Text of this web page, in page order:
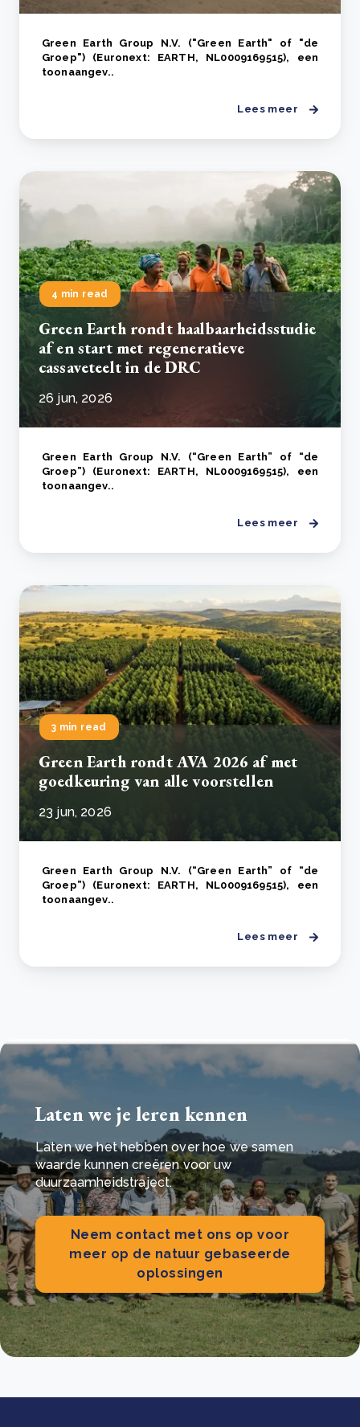
Green Earth Group N.V. ("Green Earth" of "de
Groep") (Euronext: EARTH, NL0009169515), een
toonaangev..
Lees meer
4 min read
Green Earth rondt haalbaarheidsstudie
af en start met regeneratieve
cassaveteelt in de DRC
26 jun, 2026
Green Earth Group N.V. (“Green Earth” of “de
Groep”) (Euronext: EARTH, NL0009169515), een
toonaangev..
Lees meer
3 min read
Green Earth rondt AVA 2026 af met
goedkeuring van alle voorstellen
23 jun, 2026
Green Earth Group N.V. (“Green Earth” of “de
Groep”) (Euronext: EARTH, NL0009169515), een
toonaangev..
Lees meer
Laten we je leren kennen
Laten we het hebben over hoe we samen
waarde kunnen creëren voor uw
duurzaamheidstraject.
Neem contact met ons op voor
meer op de natuur gebaseerde
oplossingen